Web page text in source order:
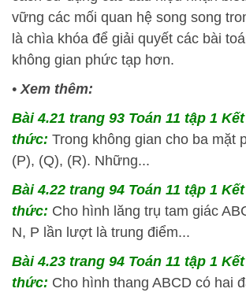
vững các mối quan hệ song song
là chìa khóa để giải quyết các bài
không gian phức tạp hơn.
•Xem thêm:
Bài 4.21 trang 93 Toán 11 tập 1
thức: Trong không gian cho ba mặt
(P), (Q), (R). Những...
Bài 4.22 trang 94 Toán 11 tập 1
thức: Cho hình lăng trụ tam giác
N, P lần lượt là trung điểm...
Bài 4.23 trang 94 Toán 11 tập 1
thức: Cho hình thang ABCD có hai